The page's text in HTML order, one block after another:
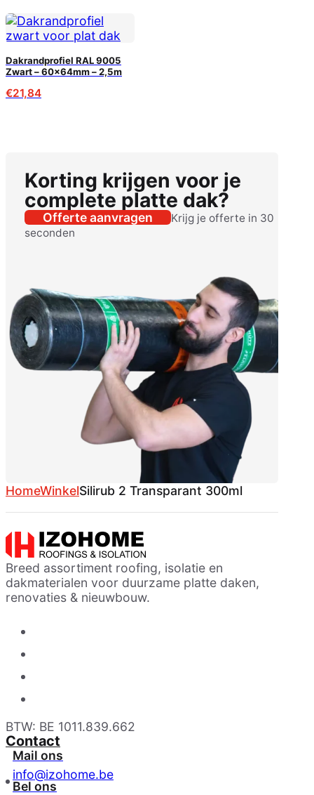
Dakrandprofiel RAL 9005
Zwart – 60x64mm – 2,5m
€21,84
Korting krijgen voor je
complete platte dak?
Offerte aanvragen
Krijg je offerte in 30
seconden
HomeWinkelSilirub 2 Transparant 300ml
Breed assortiment roofing, isolatie en
dakmaterialen voor duurzame platte daken,
renovaties & nieuwbouw.
BTW: BE 1011.839.662
Contact
Mail ons
info@izohome.be
Bel ons